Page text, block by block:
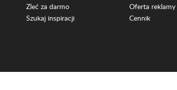
Zleć za darmo
Szukaj inspiracji
Oferta reklamy
Cennik